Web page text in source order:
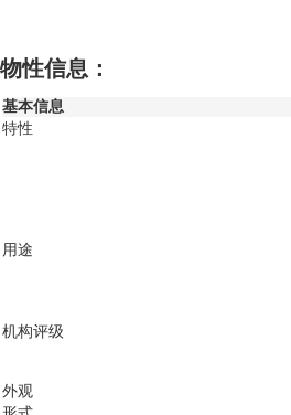
物性信息：
基本信息
特性
用途
机构评级
外观